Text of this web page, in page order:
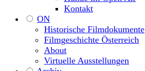
Kontakt
ON
Historische Filmdokumente
Filmgeschichte Österreich
About
Virtuelle Ausstellungen